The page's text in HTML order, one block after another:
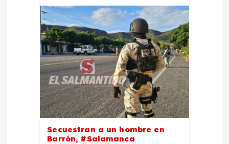
Secuestran a un hombre en
Barrón, #Salamanca